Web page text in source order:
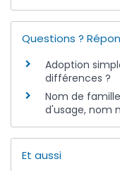
Questions ?
Adoption
différences ?
Nom de
d'usage, nom
Et aussi